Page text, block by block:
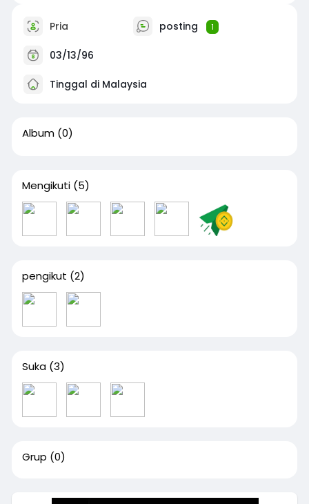
Pria posting 1
03/13/96
Tinggal di Malaysia
Album (0)
Mengikuti (5)
pengikut (2)
Suka (3)
Grup (0)